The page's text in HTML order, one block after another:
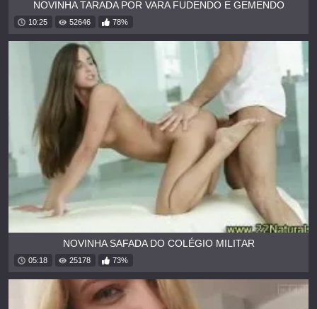
NOVINHA TARADA POR VARA FUDENDO E GEMENDO
10:25 52646 78%
NOVINHA SAFADA DO COLÉGIO MILITAR
05:18 25178 73%